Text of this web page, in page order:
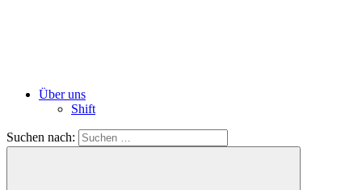
Über uns
Shift
Suchen nach: